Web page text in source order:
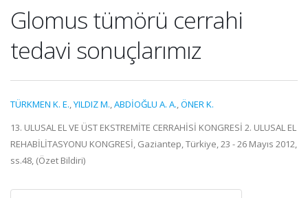
Glomus tümörü cerrahi
tedavi sonuçlarımız
TÜRKMEN K. E.,YILDIZ M.,ABDİOĞLU A. A.,ÖNER K.
13. ULUSAL EL VE ÜST EKSTREMİTE CERRAHİSİ KONGRESİ 2. ULUSAL EL
REHABİLİTASYONU KONGRESİ, Gaziantep, Türkiye, 23 - 26 Mayıs 2012,
ss.48, (Özet Bildiri)